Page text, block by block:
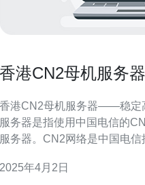
香港CN2母机服务
香港CN2母机服务器——稳定高速的
服务器是指使用中国电信的
服务器。CN2网络是中国电
于对网络稳定性和速度要求较高的用户
2025年4月2日